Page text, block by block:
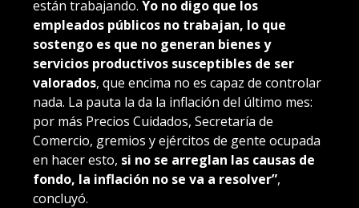
están trabajando. Yo no digo que los
empleados públicos no trabajan, lo que
sostengo es que no generan bienes y
servicios productivos susceptibles de ser
valorados, que encima no es capaz de controlar
nada. La pauta la da la inflación del último mes:
por más Precios Cuidados, Secretaría de
Comercio, gremios y ejércitos de gente ocupada
en hacer esto, si no se arreglan las causas de
fondo, la inflación no se va a resolver”,
concluyó.